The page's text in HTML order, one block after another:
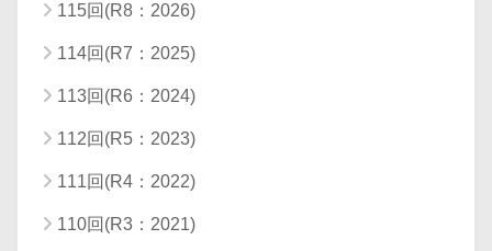
115回(R8：2026)
114回(R7：2025)
113回(R6：2024)
112回(R5：2023)
111回(R4：2022)
110回(R3：2021)